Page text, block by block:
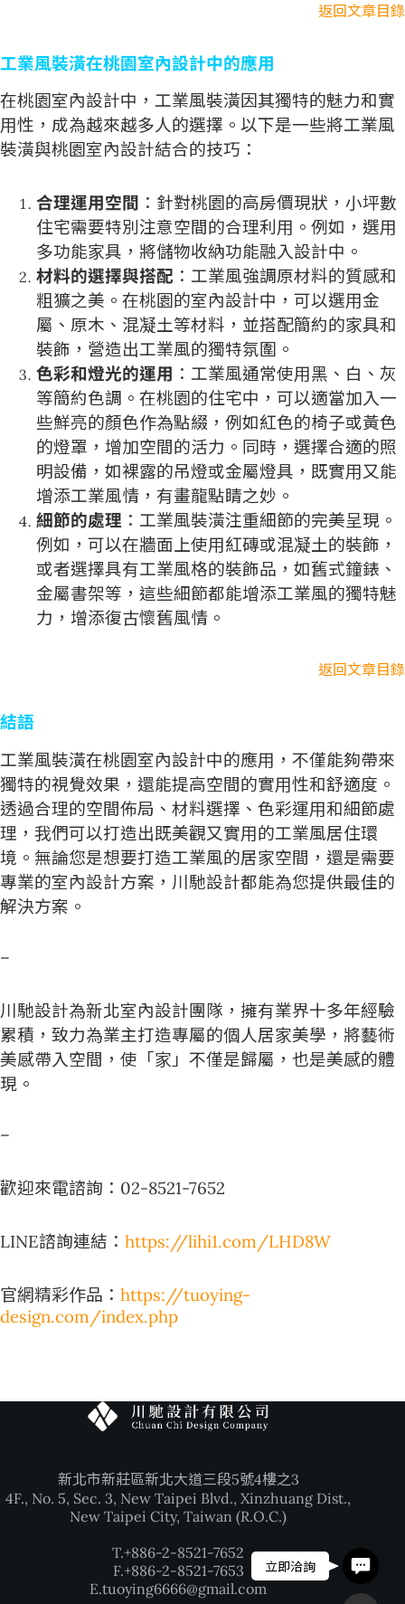
返回文章目錄
工業風裝潢在桃園室內設計中的應用
在桃園室內設計中，工業風裝潢因其獨特的魅力和實
用性，成為越來越多人的選擇。以下是一些將工業風
裝潢與桃園室內設計結合的技巧：
合理運用空間 ：針對桃園的高房價現狀，小坪數
住宅需要特別注意空間的合理利用。例如，選用
多功能家具，將儲物收納功能融入設計中。
材料的選擇與搭配 ：工業風強調原材料的質感和
粗獷之美。在桃園的室內設計中，可以選用金
屬、原木、混凝土等材料，並搭配簡約的家具和
裝飾，營造出工業風的獨特氛圍。
色彩和燈光的運用 ：工業風通常使用黑、白、灰
等簡約色調。在桃園的住宅中，可以適當加入一
些鮮亮的顏色作為點綴，例如紅色的椅子或黃色
的燈罩，增加空間的活力。同時，選擇合適的照
明設備，如裸露的吊燈或金屬燈具，既實用又能
增添工業風情，有畫龍點睛之妙。
細節的處理 ：工業風裝潢注重細節的完美呈現。
例如，可以在牆面上使用紅磚或混凝土的裝飾，
或者選擇具有工業風格的裝飾品，如舊式鐘錶、
金屬書架等，這些細節都能增添工業風的獨特魅
力，增添復古懷舊風情。
返回文章目錄
結語
工業風裝潢在桃園室內設計中的應用，不僅能夠帶來
獨特的視覺效果，還能提高空間的實用性和舒適度。
透過合理的空間佈局、材料選擇、色彩運用和細節處
理，我們可以打造出既美觀又實用的工業風居住環
境。無論您是想要打造工業風的居家空間，還是需要
專業的室內設計方案，川馳設計都能為您提供最佳的
解決方案。
–
川馳設計為新北室內設計團隊，擁有業界十多年經驗
累積，致力為業主打造專屬的個人居家美學，將藝術
美感帶入空間，使「家」不僅是歸屬，也是美感的體
現。
–
歡迎來電諮詢：02-8521-7652
LINE諮詢連結： https://lihi1.com/LHD8W
官網精彩作品： https://tuoying-
design.com/index.php
新北市新莊區新北大道三段5號4樓之3
4F., No. 5, Sec. 3, New Taipei Blvd., Xinzhuang Dist.,
New Taipei City, Taiwan (R.O.C.)
T.+886-2-8521-7652
F.+886-2-8521-7653
E.tuoying6666@gmail.com
立即洽詢